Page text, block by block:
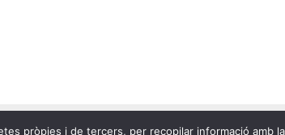
pròpies i de tercers, per recopilar informació amb